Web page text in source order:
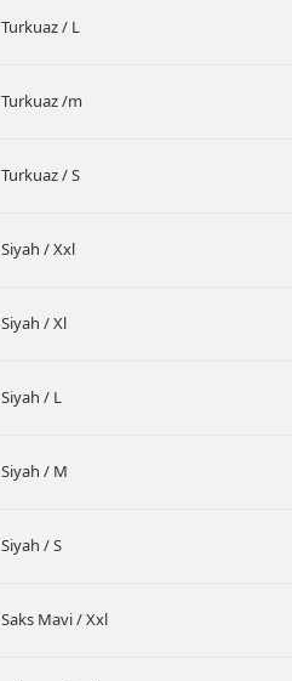
Turkuaz / L
Turkuaz /m
Turkuaz / S
Siyah / Xxl
Siyah / Xl
Siyah / L
Siyah / M
Siyah / S
Saks Mavi / Xxl